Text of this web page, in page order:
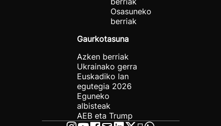
Osasuneko
berriak
Gaurkotasuna
Azken berriak
Ukrainako gerra
Euskadiko lan
egutegia 2026
Eguneko
albisteak
AEB eta Trump